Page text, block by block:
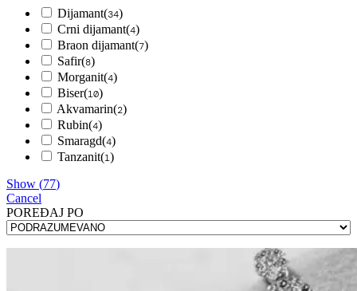
Dijamant(34)
Crni dijamant(4)
Braon dijamant(7)
Safir(8)
Morganit(4)
Biser(10)
Akvamarin(2)
Rubin(4)
Smaragd(4)
Tanzanit(1)
Show (77)
Cancel
POREÐAJ PO